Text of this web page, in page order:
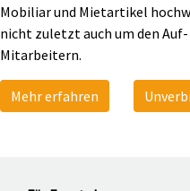
Mobiliar und Mietartikel
nicht zuletzt auch um den
Mitarbeitern.
Mehr erfahren